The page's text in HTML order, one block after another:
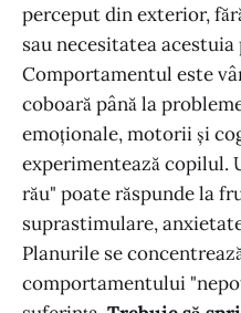
perceput din exterior,
sau necesitatea
Comportamentul este
coboară până la
emoționale, motorii și
experimentează copilul.
rău" poate răspunde la
suprastimulare,
Planurile se
comportamentului